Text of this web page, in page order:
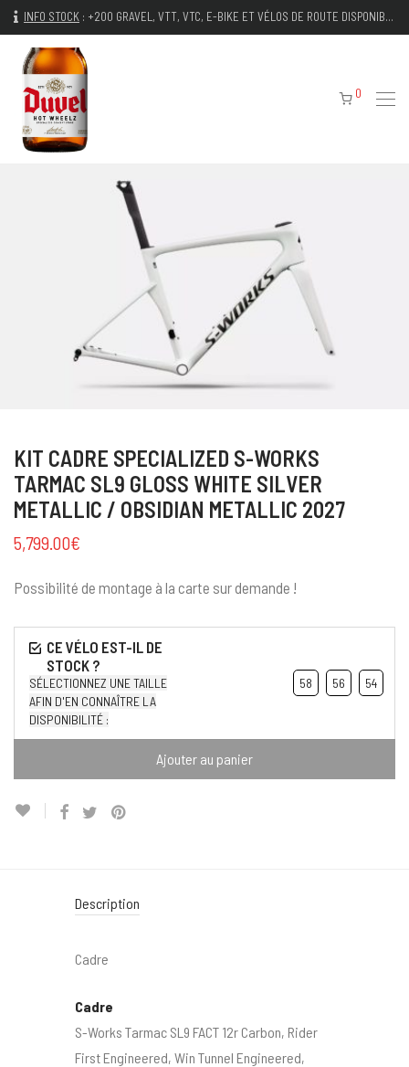
INFO STOCK : +200 GRAVEL, VTT, VTC, E-BIKE ET VÉLOS DE ROUTE DISPONIBLES IMMÉDIATEMENT
0
KIT CADRE SPECIALIZED S-WORKS
TARMAC SL9 GLOSS WHITE SILVER
METALLIC / OBSIDIAN METALLIC 2027
5,799.00€
Possibilité de montage à la carte sur demande !
SÉLECTIONNEZ UNE TAILLE
AFIN D'EN CONNAÎTRE LA
DISPONIBILITÉ :
58 56 54
Ajouter au panier
Description
Cadre
Cadre
S-Works Tarmac SL9 FACT 12r Carbon, Rider
First Engineered, Win Tunnel Engineered,